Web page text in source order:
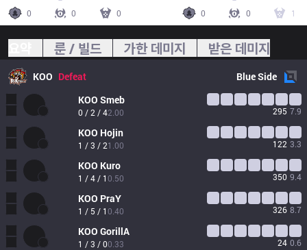
0
0 0
0
0 1
룬 / 빌드 가한 데미지 받은 데미지
KOO Defeat BlueSide
KOO Smeb
0 / 2 / 42.00 295 7.9
KOO Hojin
1 / 3 / 21.00 122 3.3
KOO Kuro
1 / 4 / 10.50 350 9.4
KOO PraY
1 / 5 / 10.40 326 8.7
KOO GorillA
1 / 3 / 00.33 24 0.6